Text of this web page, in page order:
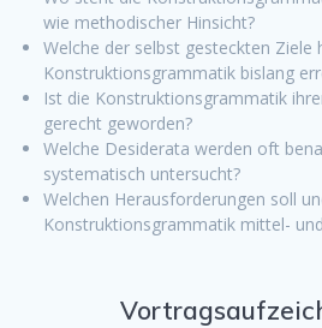
wie methodischer Hinsicht?
Welche der selbst gesteckten Ziele
Konstruktionsgrammatik bislang
Ist die Konstruktionsgrammatik
gerecht geworden?
Welche Desiderata werden oft
systematisch untersucht?
Welchen Herausforderungen soll
Konstruktionsgrammatik mittel-